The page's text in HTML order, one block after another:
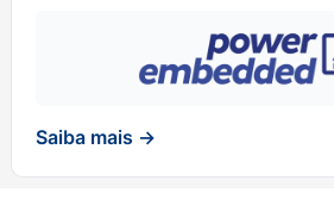
Saiba mais →